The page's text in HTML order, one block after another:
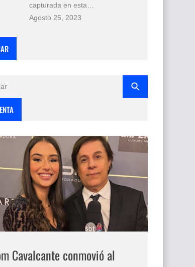
capturada en esta…
Agosto 25, 2023
Cavalcante conmovió al